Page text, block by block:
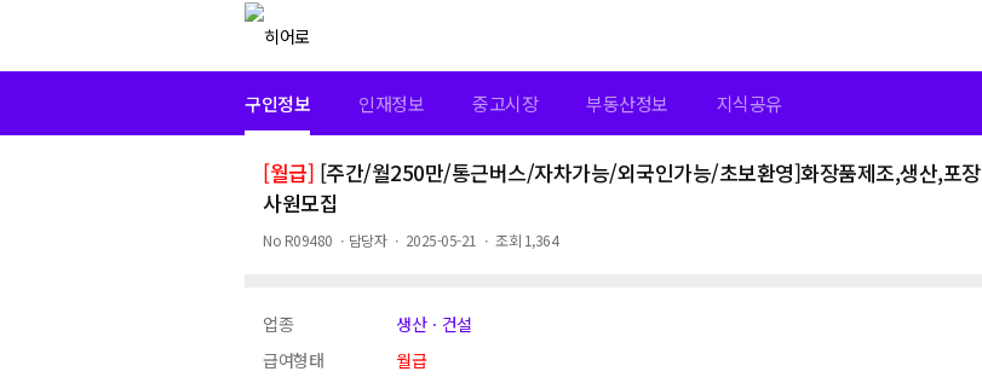
구인정보 인재정보 중고시장 부동산정보 지식공유
[월급] [주간/월250만/통근버스/자차가능/외국인가능/초보환영]화장품제조,생산,포장
사원모집
No R09480 ㆍ 담당자ㆍ 2025-05-21 ㆍ 조회 1,364
업종
생산ㆍ건설
급여형태
월급